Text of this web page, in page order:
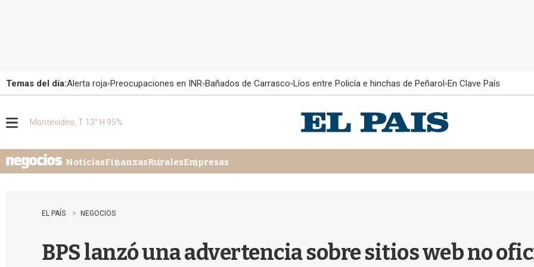
Temas del día:Alerta roja Preocupaciones en INR Bañados de Carrasco Líos entre Policía e hinchas de Peñarol En Clave País
u
Montevideo, T 13° H 95%
NoticiasFinanzasRuralesEmpresas
EL PAÍS NEGOCIOS
BPS lanzó una advertencia sobre sitios web no